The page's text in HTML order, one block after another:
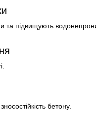
підвищують
бетону.